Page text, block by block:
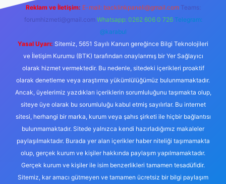
Reklam ve İletişim: E-mail: backlinkpaneli@gmail.com Teams:
forumhizmeti@gmail.com Whatsapp: 0262 606 0 726 Telegram:
@karabul
Yasal Uyarı: Sitemiz, 5651 Sayılı Kanun gereğince Bilgi Teknolojileri
ve İletişim Kurumu (BTK) tarafından onaylanmış bir Yer Sağlayıcı
olarak hizmet vermektedir. Bu nedenle, sitedeki içerikleri proaktif
olarak denetleme veya araştırma yükümlülüğümüz bulunmamaktadır.
Ancak, üyelerimiz yazdıkları içeriklerin sorumluluğunu taşımakta olup,
siteye üye olarak bu sorumluluğu kabul etmiş sayılırlar. Bu internet
sitesi, herhangi bir marka, kurum veya şahıs şirketi ile hiçbir bağlantısı
bulunmamaktadır. Sitede yalnızca kendi hazırladığımız makaleler
paylaşılmaktadır. Burada yer alan içerikler haber niteliği taşımamakta
olup, gerçek kurum ve kişiler hakkında paylaşım yapılmamaktadır.
Gerçek kurum ve kişiler ile isim benzerlikleri tamamen tesadüfidir.
Sitemiz, kar amacı gütmeyen ve tamamen ücretsiz bir bilgi paylaşım